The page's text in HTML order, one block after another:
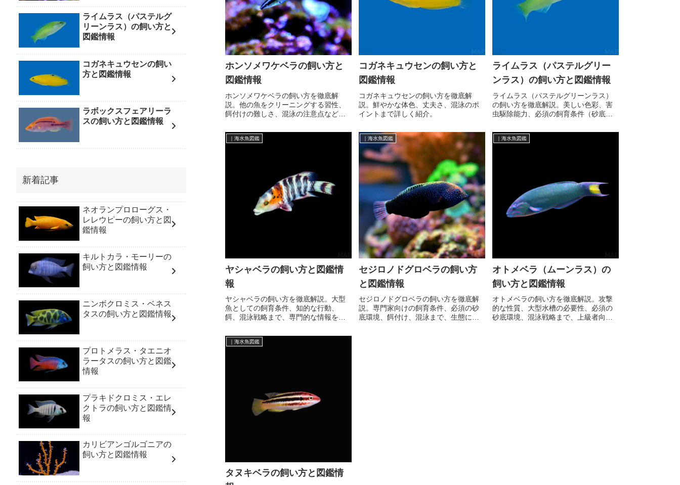
ホンソメワケベラの飼い方と
図鑑情報
ホンソメワケベラの飼い方を徹底解
説。他の魚をクリーニングする習性、
餌付けの難しさ、混泳の注意点など、
コガネキュウセンの飼い方と
図鑑情報
コガネキュウセンの飼い方を徹底解
説。鮮やかな体色、丈夫さ、混泳のポ
イントまで詳しく紹介。
ライムラス（パステルグリー
ンラス）の飼い方と図鑑情報
ライムラス（パステルグリーンラス）
の飼い方を徹底解説。美しい色彩、害
虫駆除能力、必須の飼育条件（砂底）
｜海水魚図鑑
ヤシャベラの飼い方と図鑑情
報
ヤシャベラの飼い方を徹底解説。大型
魚としての飼育条件、知的な行動、
餌、混泳戦略まで、専門的な情報を網
｜海水魚図鑑
セジロノドグロベラの飼い方
と図鑑情報
セジロノドグロベラの飼い方を徹底解
説。専門家向けの飼育条件、必須の砂
底環境、餌付け、混泳まで、生態に基
｜海水魚図鑑
オトメベラ（ムーンラス）の
飼い方と図鑑情報
オトメベラの飼い方を徹底解説。攻撃
的な性質、大型水槽の必要性、必須の
砂底環境、混泳戦略まで、上級者向け
｜海水魚図鑑
タヌキベラの飼い方と図鑑情
ライムラス（パステルグ
リーンラス）の飼い方と
図鑑情報
コガネキュウセンの飼い
方と図鑑情報
ラボックスフェアリーラ
スの飼い方と図鑑情報
新着記事
ネオランプロローグス・
レレウピーの飼い方と図
鑑情報
キルトカラ・モーリーの
飼い方と図鑑情報
ニンボクロミス・ベネス
タスの飼い方と図鑑情報
プロトメラス・タエニオ
ラータスの飼い方と図鑑
情報
プラキドクロミス・エレ
クトラの飼い方と図鑑情
報
カリビアンゴルゴニアの
飼い方と図鑑情報